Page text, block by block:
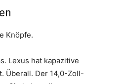
Knöpfe.
Lexus hat kapazitive
Überall. Der 14,0-Zoll-